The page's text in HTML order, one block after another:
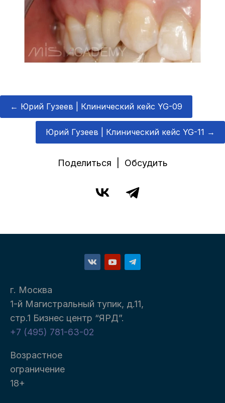
← Юрий Гузеев | Клинический кейс YG-09
Юрий Гузеев | Клинический кейс YG-11 →
Поделиться | Обсудить
г. Москва
1-й Магистральный тупик, д.11,
стр.1 Бизнес центр “ЯРД”.
+7 (495) 781-63-02
Возрастное
ограничение
18+